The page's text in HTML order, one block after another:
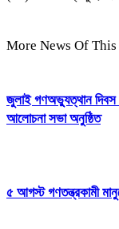
More News Of
জুলাই গণঅভ্যুত্থান দিবস
আলোচনা সভা অনুষ্ঠিত
৫ আগস্ট গণতন্ত্রকামী